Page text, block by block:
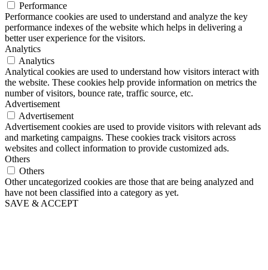
Performance
Performance cookies are used to understand and analyze the key
performance indexes of the website which helps in delivering a
better user experience for the visitors.
Analytics
Analytics
Analytical cookies are used to understand how visitors interact with
the website. These cookies help provide information on metrics the
number of visitors, bounce rate, traffic source, etc.
Advertisement
Advertisement
Advertisement cookies are used to provide visitors with relevant ads
and marketing campaigns. These cookies track visitors across
websites and collect information to provide customized ads.
Others
Others
Other uncategorized cookies are those that are being analyzed and
have not been classified into a category as yet.
SAVE & ACCEPT